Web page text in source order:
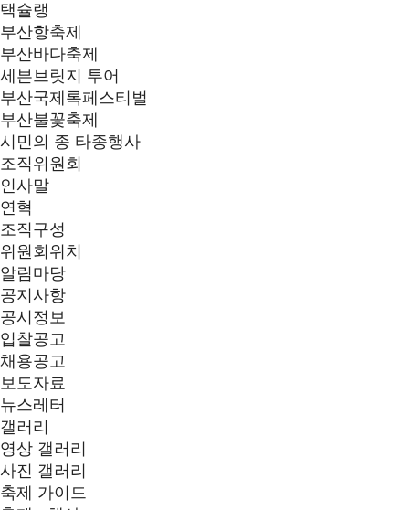
택슐랭
부산항축제
부산바다축제
세븐브릿지 투어
부산국제록페스티벌
부산불꽃축제
시민의 종 타종행사
조직위원회
인사말
연혁
조직구성
위원회위치
알림마당
공지사항
공시정보
입찰공고
채용공고
보도자료
뉴스레터
갤러리
영상 갤러리
사진 갤러리
축제 가이드